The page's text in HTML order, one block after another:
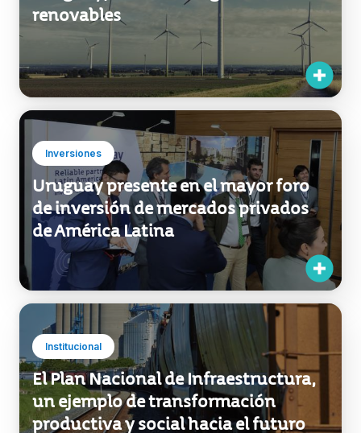
Inversiones
Uruguay presente en el mayor foro
de inversión de mercados privados
de América Latina
Institucional
El Plan Nacional de Infraestructura,
un ejemplo de transformación
productiva y social hacia el futuro